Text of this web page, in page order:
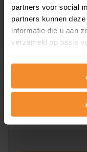
partners voor social
partners kunnen
informatie die u aan
verzameld op basis
Direct
Kadastrale
Alleen globale
omliggende